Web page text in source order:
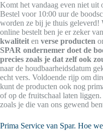
Komt het vandaag even niet uit
Bestel voor 10:00 uur de
worden ze bij je thuis geleverd!
online bestelt ben je er zeker
kwaliteit en verse producten
SPAR ondernemer doet de
precies zoals je dat zelf ook
naar de houdbaarheidsdatum
echt vers. Voldoende rijp om
kunt de producten ook nog
of op de fruitschaal laten
zoals je die van ons gewend
Prima Service van Spar. Hoe